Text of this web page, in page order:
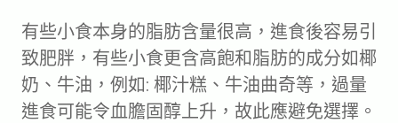
有些小食本身的脂肪含量很高，進食後容易引
致肥胖，有些小食更含高飽和脂肪的成分如椰
奶、牛油，例如: 椰汁糕、牛油曲奇等，過量
進食可能令血膽固醇上升，故此應避免選擇。